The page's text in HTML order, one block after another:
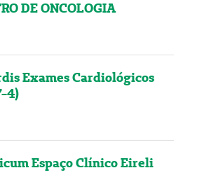
DE ONCOLOGIA
Exames Cardiológicos
4)
Espaço Clínico Eireli